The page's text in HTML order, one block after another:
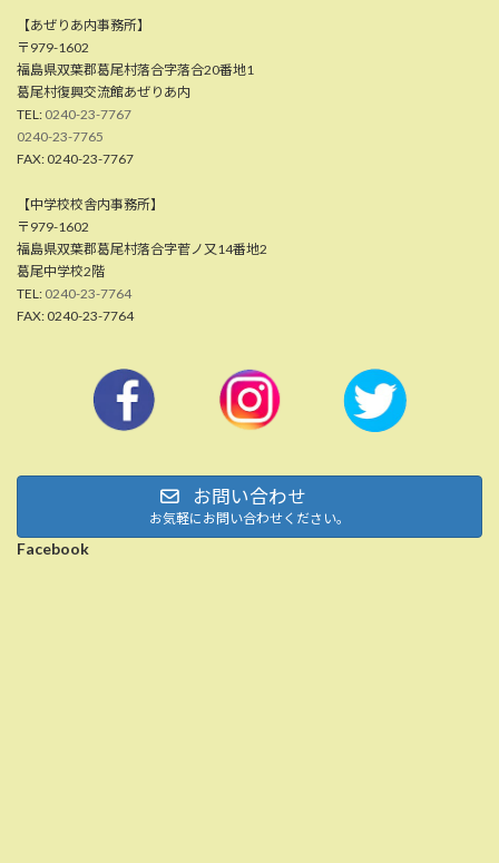
【あぜりあ内事務所】
〒979-1602
福島県双葉郡葛尾村落合字落合20番地1
葛尾村復興交流館あぜりあ内
TEL: 0240-23-7767
0240-23-7765
FAX: 0240-23-7767
【中学校校舎内事務所】
〒979-1602
福島県双葉郡葛尾村落合字菅ノ又14番地2
葛尾中学校2階
TEL: 0240-23-7764
FAX: 0240-23-7764
お問い合わせ
お気軽にお問い合わせください。
Facebook